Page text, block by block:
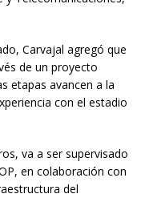
Carvajal agregó que
de un proyecto
etapas avancen a la
con el estadio
va a ser supervisado
en colaboración con
del